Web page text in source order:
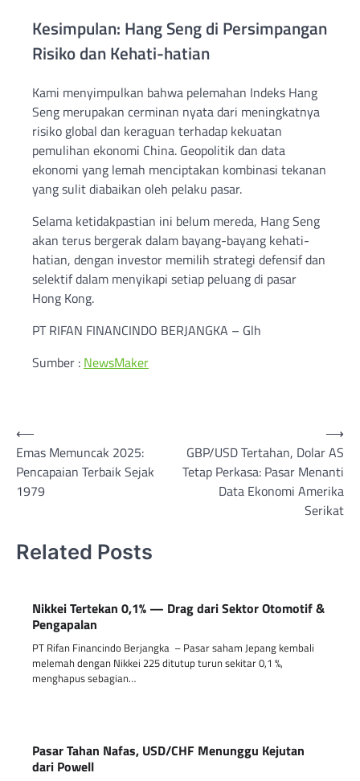
Kesimpulan: Hang Seng di Persimpangan
Risiko dan Kehati-hatian
Kami menyimpulkan bahwa pelemahan Indeks Hang
Seng merupakan cerminan nyata dari meningkatnya
risiko global dan keraguan terhadap kekuatan
pemulihan ekonomi China. Geopolitik dan data
ekonomi yang lemah menciptakan kombinasi tekanan
yang sulit diabaikan oleh pelaku pasar.
Selama ketidakpastian ini belum mereda, Hang Seng
akan terus bergerak dalam bayang-bayang kehati-
hatian, dengan investor memilih strategi defensif dan
selektif dalam menyikapi setiap peluang di pasar
Hong Kong.
PT RIFAN FINANCINDO BERJANGKA – Glh
Sumber : NewsMaker
Post
navigation
⟵
Emas Memuncak 2025:
Pencapaian Terbaik Sejak
1979
GBP/USD Tertahan, Dolar AS
Tetap Perkasa: Pasar Menanti
Data Ekonomi Amerika
Serikat
⟶
Related Posts
Nikkei Tertekan 0,1% — Drag dari Sektor Otomotif &
Pengapalan
PT Rifan Financindo Berjangka – Pasar saham Jepang kembali
melemah dengan Nikkei 225 ditutup turun sekitar 0,1 %,
menghapus sebagian…
Pasar Tahan Nafas, USD/CHF Menunggu Kejutan
dari Powell